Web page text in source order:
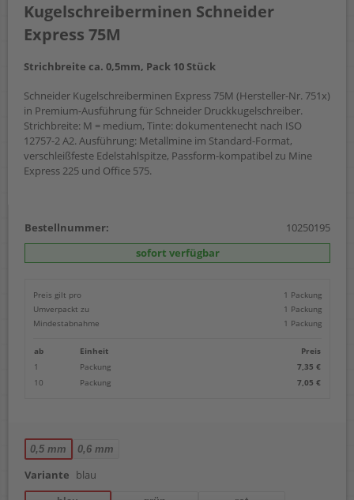
Kugelschreiberminen Schneider
Express 75M
Strichbreite ca. 0,5mm, Pack 10 Stück
Schneider Kugelschreiberminen Express 75M (Hersteller-Nr. 751x)
in Premium-Ausführung für Schneider Druckkugelschreiber.
Strichbreite: M = medium, Tinte: dokumentenecht nach ISO
12757-2 A2. Ausführung: Metallmine im Standard-Format,
verschleißfeste Edelstahlspitze, Passform-kompatibel zu Mine
Express 225 und Office 575.
Bestellnummer:
10250195
sofort verfügbar
Preis gilt pro
1 Packung
Umverpackt zu
1 Packung
Mindestabnahme
1 Packung
ab Einheit
Preis
1
Packung
7,35 €
10
Packung 7,05 €
0,5 mm 0,6 mm
Variante blau